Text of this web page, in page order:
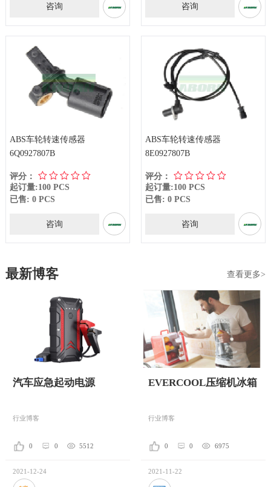
咨询 咨询
ABS车轮转速传感器
6Q0927807B
评分：
起订量:100 PCS
已售: 0 PCS
咨询
ABS车轮转速传感器
8E0927807B
评分：
起订量:100 PCS
已售: 0 PCS
咨询
最新博客 查看更多>
汽车应急起动电源
行业博客
0 0 5512
2021-12-24
EVERCOOL压缩机冰箱
行业博客
0 0 6975
2021-11-22